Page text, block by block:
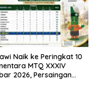
Naik ke Peringkat 10
MTQ XXXIV
2026, Persaingan